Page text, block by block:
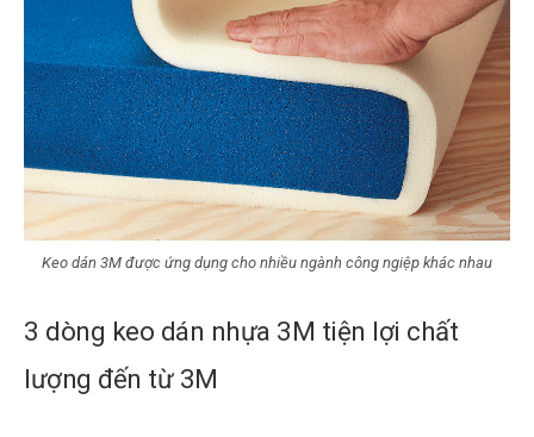
Keo dán 3M được ứng dụng cho nhiều ngành công ngiệp khác nhau
3 dòng keo dán nhựa 3M tiện lợi chất
lượng đến từ 3M